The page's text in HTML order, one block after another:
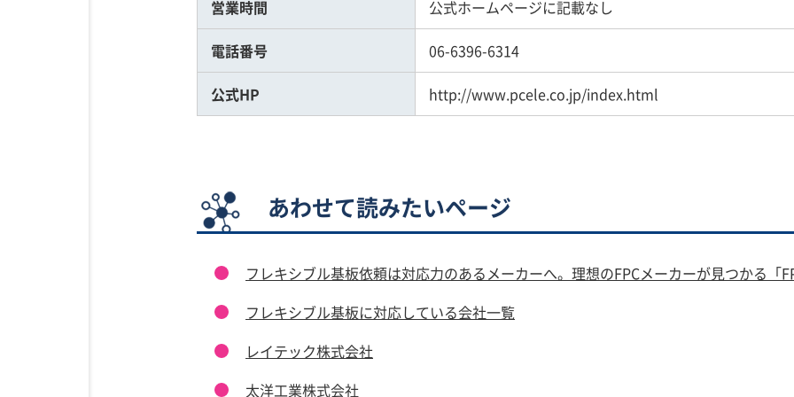
営業時間 公式ホームページに記載なし
電話番号 06-6396-6314
公式HP http://www.pcele.co.jp/index.html
あわせて読みたいページ
フレキシブル基板依頼は対応力のあるメーカーへ。理想のFPCメーカーが見つかる「
フレキシブル基板に対応している会社一覧
レイテック株式会社
太洋工業株式会社